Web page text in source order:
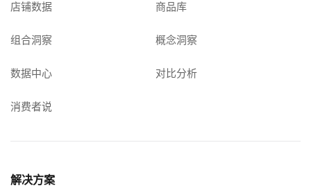
店铺数据 商品库
组合洞察 概念洞察
数据中心 对比分析
消费者说
解决方案